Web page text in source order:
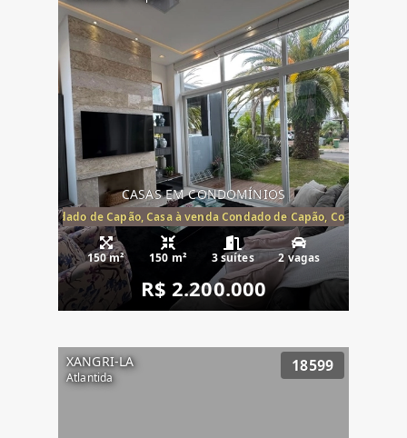
CASAS EM CONDOMÍNIOS
Condado de Capão, Casa à venda Condado de Capão, Condomínio
150 m² 150 m² 3 suítes 2 vagas
R$ 2.200.000
XANGRI-LA
Atlantida
18599